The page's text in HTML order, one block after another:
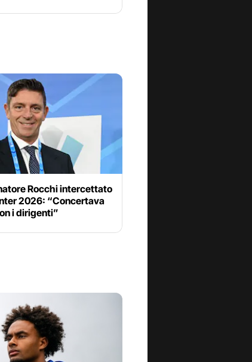
Rocchi intercettato
2026: “Concertava
i dirigenti”